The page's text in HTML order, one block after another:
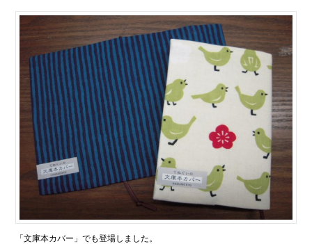
「文庫本カバー」でも登場しました。